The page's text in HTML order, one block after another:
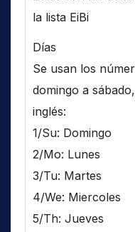
la lista EiBi
Días
Se usan los
domingo a
inglés:
1/Su: Domingo
2/Mo: Lunes
3/Tu: Martes
4/We: Miercoles
5/Th: Jueves